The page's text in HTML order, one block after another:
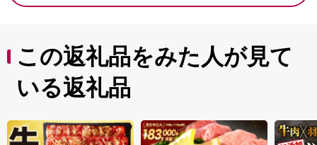
中を北条鉄道も走っています。
ことができます。加西市は豊かな農地や里山など地域資
源に恵まれ、若者から
高齢者までが安心して暮らすことができる全国に誇れる
まちづくりを目指して
皆様から頂きました寄附金をそのまちづくり、市民の
方々のための貴重な財源と
この返礼品をみた人が見て
いる返礼品